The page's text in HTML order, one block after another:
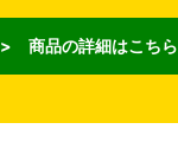
> 商品の詳細はこちら